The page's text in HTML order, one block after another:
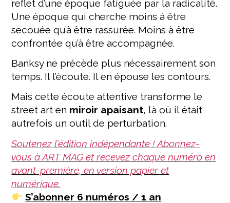
reflet d’une époque fatiguée par la radicalité.
Une époque qui cherche moins à être
secouée qu’à être rassurée. Moins à être
confrontée qu’à être accompagnée.
Banksy ne précède plus nécessairement son
temps. Il l’écoute. Il en épouse les contours.
Mais cette écoute attentive transforme le
street art en miroir apaisant, là où il était
autrefois un outil de perturbation.
Soutenez l’édition indépendante ! Abonnez-
vous à ART MAG et recevez chaque numéro en
avant-première, en version papier et
numérique.
S’abonner 6 numéros / 1 an